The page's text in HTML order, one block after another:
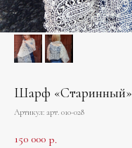
Шарф «Старинный»
Артикул: арт. 010-028
150 000 р.